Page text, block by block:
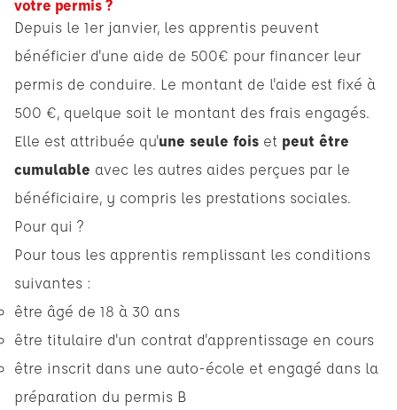
votre permis ?
Depuis le 1er janvier, les apprentis peuvent
bénéficier d'une aide de 500€ pour financer leur
permis de conduire. Le montant de l'aide est fixé à
500 €, quelque soit le montant des frais engagés.
Elle est attribuée qu'une seule fois et peut être
cumulable avec les autres aides perçues par le
bénéficiaire, y compris les prestations sociales.
Pour qui ?
Pour tous les apprentis remplissant les conditions
suivantes :
être âgé de 18 à 30 ans
être titulaire d'un contrat d'apprentissage en cours
être inscrit dans une auto-école et engagé dans la
préparation du permis B